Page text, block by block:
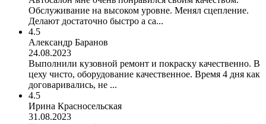
Обслуживание на высоком уровне. Менял сцепление.
Делают достаточно быстро а са...
4.5
Александр Баранов
24.08.2023
Выполнили кузовной ремонт и покраску качественно. В
цеху чисто, оборудование качественное. Время 4 дня как
договаривались, не ...
4.5
Ирина Красносельская
31.08.2023